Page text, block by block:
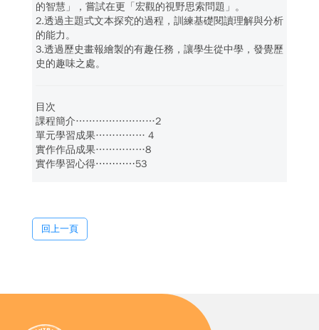
的智慧」，嘗試在更「宏觀的視野思索問題」。
2.透過主題式文本探究的過程，訓練基礎閱讀理解與分析
的能力。
3.透過歷史畫報繪製的有趣任務，讓學生從中學，發覺歷
史的趣味之處。
目次
課程簡介……………………2
單元學習成果…………… 4
實作作品成果……………8
實作學習心得⋯⋯⋯⋯53
回上一頁